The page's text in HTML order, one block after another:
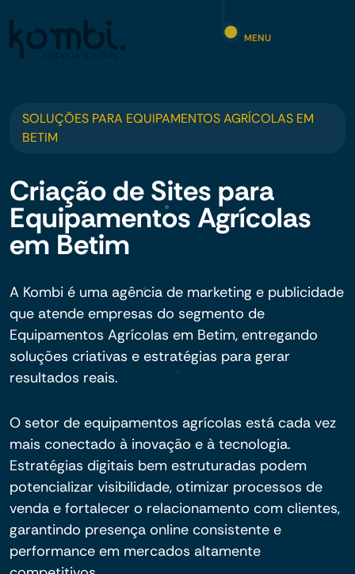
MENU
SOLUÇÕES PARA EQUIPAMENTOS AGRÍCOLAS EM
BETIM
Criação de Sites para
Equipamentos Agrícolas
em Betim
A Kombi é uma agência de marketing e publicidade
que atende empresas do segmento de
Equipamentos Agrícolas em Betim, entregando
soluções criativas e estratégias para gerar
resultados reais.
O setor de equipamentos agrícolas está cada vez
mais conectado à inovação e à tecnologia.
Estratégias digitais bem estruturadas podem
potencializar visibilidade, otimizar processos de
venda e fortalecer o relacionamento com clientes,
garantindo presença online consistente e
performance em mercados altamente